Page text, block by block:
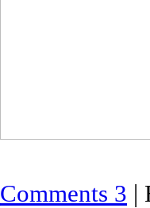
Comments 3